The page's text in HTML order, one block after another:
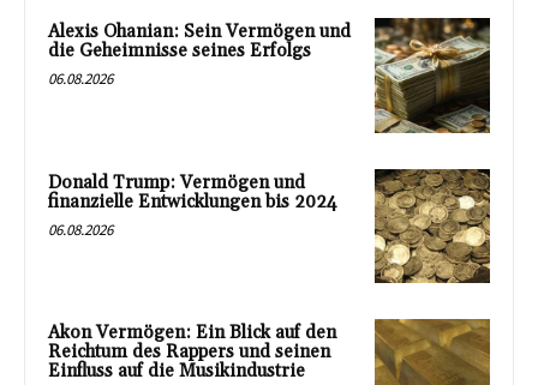
Alexis Ohanian: Sein Vermögen und
die Geheimnisse seines Erfolgs
06.08.2026
Donald Trump: Vermögen und
finanzielle Entwicklungen bis 2024
06.08.2026
Akon Vermögen: Ein Blick auf den
Reichtum des Rappers und seinen
Einfluss auf die Musikindustrie